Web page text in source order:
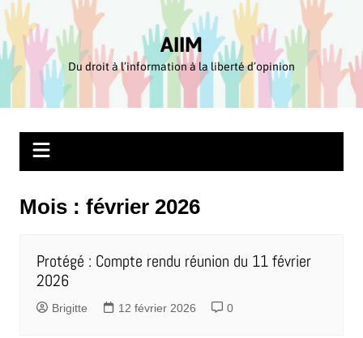
Aller
au
contenu
AIIM
Du droit à l’information à la liberté d’opinion
Mois : février 2026
Protégé : Compte rendu réunion du 11 février
2026
Brigitte 12 février 2026 0